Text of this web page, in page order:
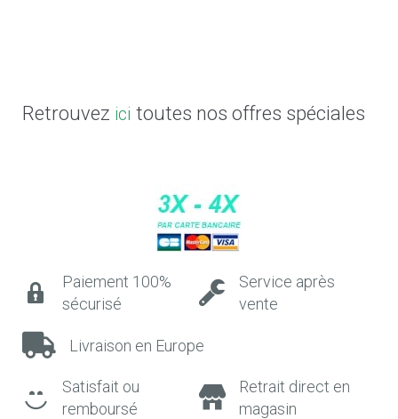
Retrouvez ici toutes nos offres spéciales
Paiement 100%
sécurisé
Service après
vente
Livraison en Europe
Satisfait ou
remboursé
Retrait direct en
magasin